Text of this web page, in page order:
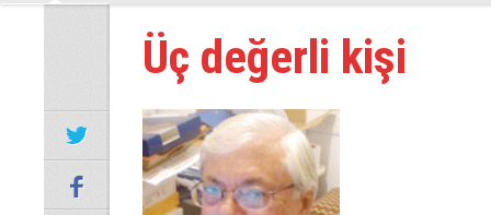
Üç değerli kişi